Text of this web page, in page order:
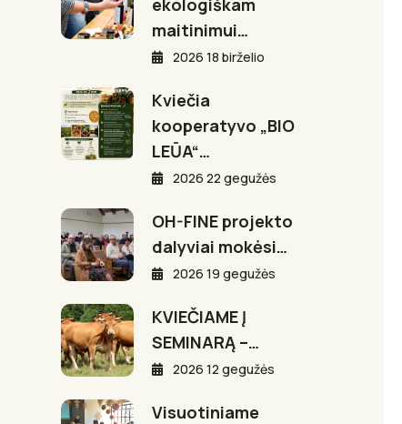
ekologiškam
maitinimui…
2026 18 birželio
Kviečia
kooperatyvo „BIO
LEŪA“…
2026 22 gegužės
OH-FINE projekto
dalyviai mokėsi…
2026 19 gegužės
KVIEČIAME Į
SEMINARĄ –…
2026 12 gegužės
Visuotiniame